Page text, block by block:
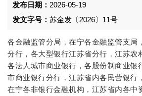
发布日期： 2026-05-19
发文字号： 苏金发〔2026〕11号
各金融监管分局，在宁各金融监管支局
分行，各大型银行江苏省分行，江苏农
各法人城市商业银行，各股份制商业银
市商业银行分行，江苏省内各民营银行
在宁各非银行金融机构，江苏省内各中